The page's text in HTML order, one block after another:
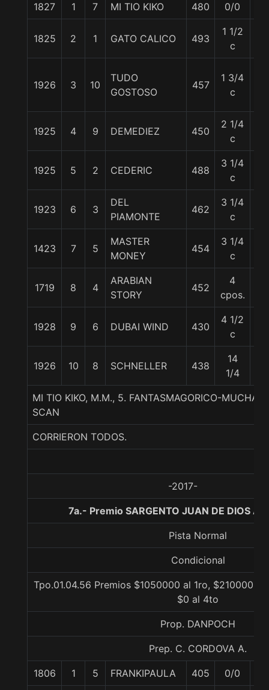
1827 1 7 MI TIO KIKO 480 0/0
1825 2 1 GATO CALICO 493
1 1/2
c
1926 3 10
TUDO
GOSTOSO
457
1 3/4
c
1925 4 9 DEMEDIEZ 450
2 1/4
c
1925 5 2 CEDERIC 488
3 1/4
c
1923 6 3
DEL
PIAMONTE
462
3 1/4
c
1423 7 5
MASTER
MONEY
454
3 1/4
c
1719 8 4
ARABIAN
STORY
452
4
cpos.
1928 9 6 DUBAI WIND 430
4 1/2
c
1926 10 8 SCHNELLER 438
14
1/4
MI TIO KIKO, M.M., 5. FANTASMAGORICO-MUCHAS
SCAN
CORRIERON TODOS.
-2017-
7a.- Premio SARGENTO JUAN DE DIOS
Pista Normal
Condicional
Tpo.01.04.56 Premios $1050000 al 1ro, $210000
$0 al 4to
Prop. DANPOCH
Prep. C. CORDOVA A.
1806 1 5 FRANKIPAULA 405 0/0